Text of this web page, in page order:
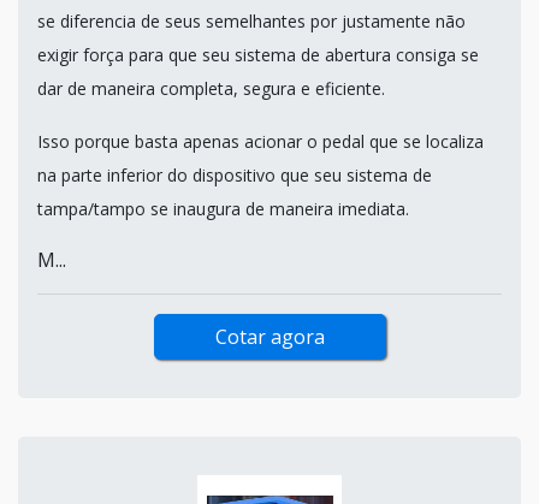
se diferencia de seus semelhantes por justamente não
exigir força para que seu sistema de abertura consiga se
dar de maneira completa, segura e eficiente.
Isso porque basta apenas acionar o pedal que se localiza
na parte inferior do dispositivo que seu sistema de
tampa/tampo se inaugura de maneira imediata.
M...
Cotar agora